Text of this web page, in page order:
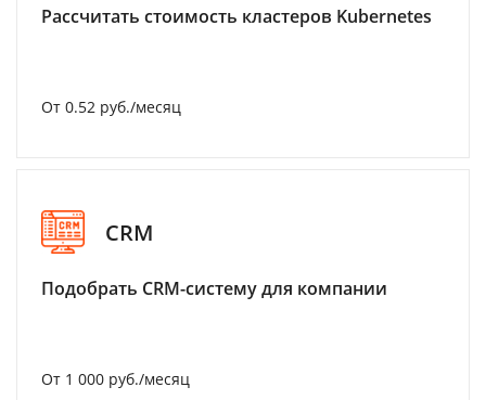
Рассчитать стоимость кластеров Kubernetes
От 0.52 руб./месяц
CRM
Подобрать CRM-систему для компании
От 1 000 руб./месяц